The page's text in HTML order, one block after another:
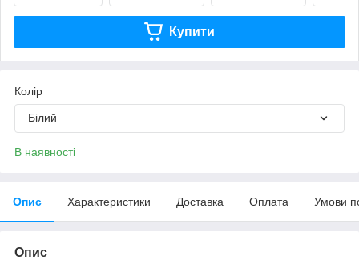
Купити
Колір
Білий
В наявності
Опис Характеристики Доставка Оплата Умови
Опис